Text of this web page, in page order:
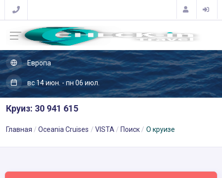
Европа
вс 14 июн. - пн 06 июл.
Круиз: 30 941 615
Главная Oceania Cruises VISTA Поиск О круизе